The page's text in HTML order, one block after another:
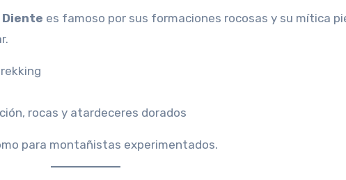
Diente es famoso por sus formaciones rocosas y su mítica
rocas y atardeceres dorados
para montañistas experimentados.